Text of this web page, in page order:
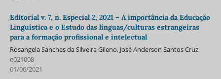
Editorial v. 7, n. Especial 2, 2021 – A importância da Educação
Linguística e o Estudo das línguas/culturas estrangeiras
para a formação profissional e intelectual
Rosangela Sanches da Silveira Gileno, José Anderson Santos Cruz
e021008
01/06/2021